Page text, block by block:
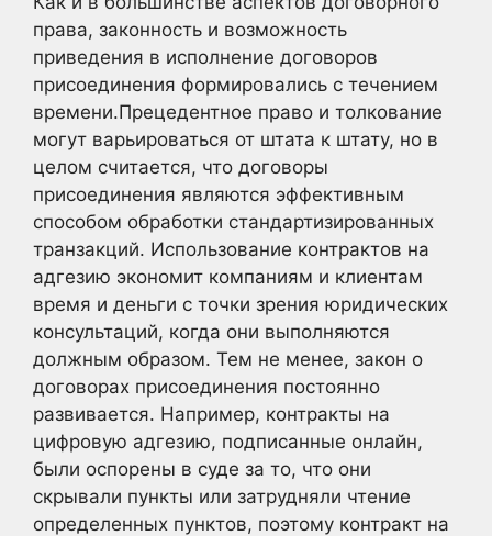
права, законность и возможность
приведения в исполнение договоров
присоединения формировались с течением
времени.Прецедентное право и толкование
могут варьироваться от штата к штату, но в
целом считается, что договоры
присоединения являются эффективным
способом обработки стандартизированных
транзакций. Использование контрактов на
адгезию экономит компаниям и клиентам
время и деньги с точки зрения юридических
консультаций, когда они выполняются
должным образом. Тем не менее, закон о
договорах присоединения постоянно
развивается. Например, контракты на
цифровую адгезию, подписанные онлайн,
были оспорены в суде за то, что они
скрывали пункты или затрудняли чтение
определенных пунктов, поэтому контракт на